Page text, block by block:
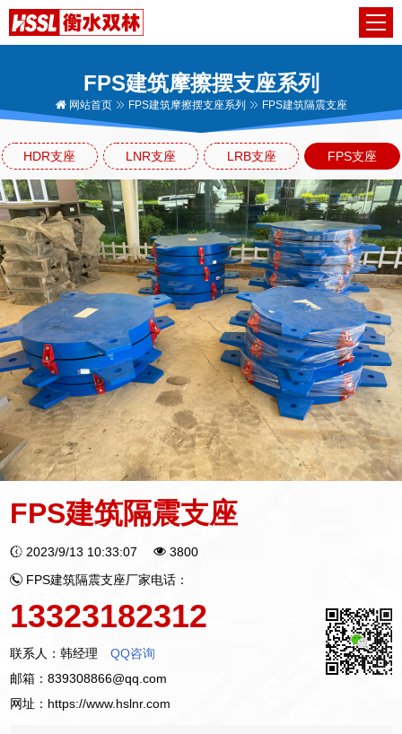
FPS建筑摩擦摆支座系列
网站首页 FPS建筑摩擦摆支座系列 FPS建筑隔震支座
HDR支座 LNR支座 LRB支座 FPS支座
FPS建筑隔震支座
2023/9/13 10:33:07
3800
FPS建筑隔震支座厂家电话：
13323182312
联系人：韩经理
QQ咨询
邮箱：839308866@qq.com
网址： https://www.hslnr.com